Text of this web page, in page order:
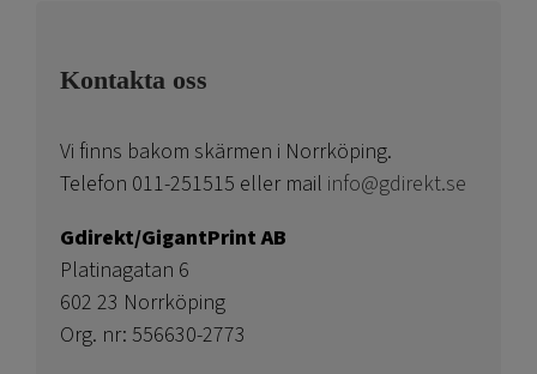
Kontakta oss
Vi finns bakom skärmen i Norrköping.
Telefon 011-251515 eller mail info@gdirekt.se
Gdirekt/GigantPrint AB
Platinagatan 6
602 23 Norrköping
Org. nr: 556630-2773